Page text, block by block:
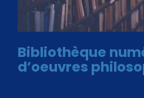
Bibliothèque
d’oeuvres